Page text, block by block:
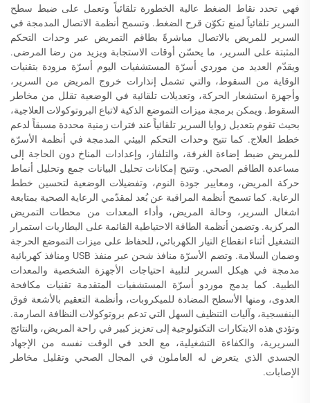
فهي تحدد نقاط الضغط عالية الخطورة تلقائياً وتعمل على ضبط سطح
السرير تلقائياً لمنع تكوّن قرح الضغط. وتسمح أنظمة الاتصال المدمجة في
السرير للمريض بالاتصال مباشرةً بطاقم التمريض عبر وحدات التحكم
المثبتة على السرير، ما يحسّن أوقات الاستجابة ويزيد من رضا المرضى.
ويقدّم العديد من موردي أسرّة المستشفيات اليوم أسرّة مزودة بتقنيات
الوقاية من السقوط، والتي تشمل إنذارات خروج المريض من السرير،
وأجهزة استشعار الحركة، وتعديلات تلقائية في الوضعية تقلل من مخاطر
السقوط. ويمكن برمجة ميزات التموضع الذكية لاتباع البروتوكولات العلاجية،
بحيث تقوم بتعديل زوايا السرير تلقائياً عند فترات زمنية محددة مسبقاً لدعم
خطط العلاج. كما تتيح وحدات التحكم البيئي المدمجة في أنظمة الأسرّة
للمريض ضبط إضاءة الغرفة، والتلفاز، وإعدادات المناخ دون الحاجة إلى
مساعدة الطاقم الصحي. وتتيح إمكانات تحليل البيانات جمع وتحليل أنماط
حركة المريض، ومعايير جودة النوم، وتفضيلات الوضعية لتحسين خطط
الرعاية. كما تسمح أنظمة المراقبة عن بُعد لمقدّمي الرعاية الصحية بمتابعة
اشغال السرير، وحالة المريض، وأداء المعدات من محطات التمريض
المركزية. وتضمن أنظمة الطاقة الاحتياطية القائمة على البطاريات استمرار
التشغيل أثناء انقطاع التيار الكهربائي، للحفاظ على ميزات التموضع الحرجة
وضمان السلامة. وتضم الأسرّة منافذ شحن عبر منفذ USB ومنافذ كهربائية
مدمجة في هيكل السرير لتلبية احتياجات الأجهزة الشخصية والمعدات
الطبية. كما يدمج موردو أسرّة المستشفيات المتقدمة تقنيات مكافحة
العدوى، ومنها الأسطح المضادة للميكروبات، وأنظمة التعقيم بالأشعة فوق
البنفسجية، وآليات التنظيف السهل التي تدعم بروتوكولات النظافة الصارمة.
وتؤدي هذه الابتكارات التكنولوجية إلى تعزيز كبير في راحة المريض، والنتائج
السريرية، والكفاءة التشغيلية، مع الحد في الوقت نفسه من الإجهاد
الجسدي الذي يتعرض له العاملون في المجال الصحي وتقليل مخاطر
الإصابات.